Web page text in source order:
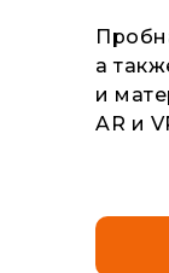
а
и
AR и